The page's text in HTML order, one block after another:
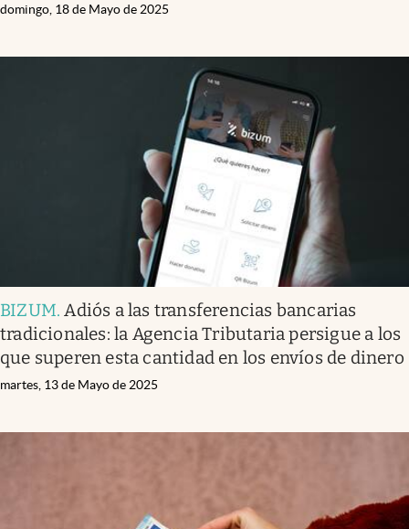
domingo, 18 de Mayo de 2025
BIZUM.Adiós a las transferencias bancarias
tradicionales: la Agencia Tributaria persigue a los
que superen esta cantidad en los envíos de dinero
martes, 13 de Mayo de 2025